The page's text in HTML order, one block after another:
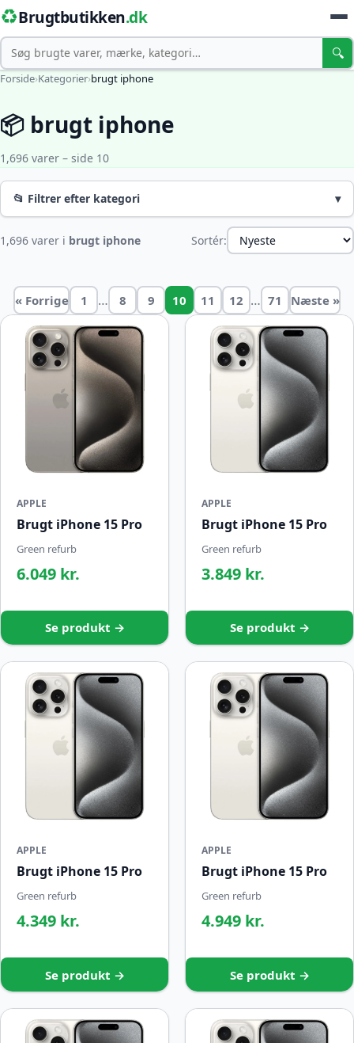
♻️Brugtbutikken.dk
Søg 🔍
Forside›Kategorier›brugt iphone
📦 brugt iphone
1,696 varer – side 10
📂 Filtrer efter kategori ▾
1,696 varer i brugt iphone Sortér:
« Forrige 1 … 8 9 10 11 12 … 71 Næste »
APPLE
Brugt iPhone 15 Pro
Green refurb
6.049 kr.
Se produkt →
APPLE
Brugt iPhone 15 Pro
Green refurb
3.849 kr.
Se produkt →
APPLE
Brugt iPhone 15 Pro
Green refurb
4.349 kr.
Se produkt →
APPLE
Brugt iPhone 15 Pro
Green refurb
4.949 kr.
Se produkt →